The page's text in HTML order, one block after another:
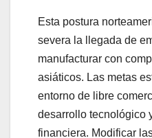
Esta postura
severa la llegada de
manufacturar con
asiáticos. Las metas
entorno de libre
desarrollo tecnológico
financiera. Modificar